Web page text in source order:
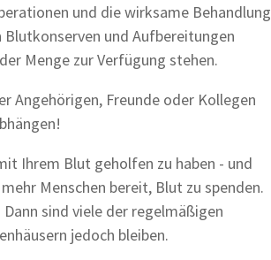
und die wirksame Behandlung
und Aufbereitungen
Menge zur Verfügung stehen.
Angehörigen, Freunde oder Kollegen
Ihrem Blut geholfen zu haben - und
Menschen bereit, Blut zu spenden.
sind viele der regelmäßigen
jedoch bleiben.